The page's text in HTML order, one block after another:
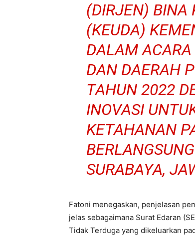
(DIRJEN) BINA
(KEUDA)
DALAM ACARA
DAN DAERAH
TAHUN 2022
INOVASI
KETAHANAN
SURABAYA,
Fatoni menegaskan, penjelasan
jelas sebagaimana Surat Edaran
Tidak Terduga yang dikeluarkan